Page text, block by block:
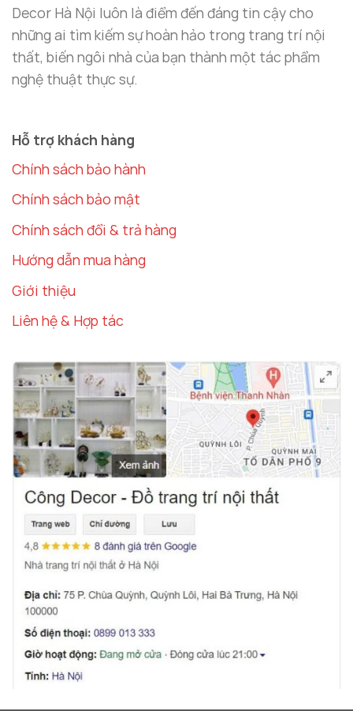
thể lựa chọn sản phẩm phù hợp với diện tích không
gian mà không làm không gian trở nên quá chật
chội. Mẫu thiết kế sang trọng và hiện đại của lọ hoa
này chắc chắn sẽ là điểm nhấn tuyệt vời trong bất
Lọ hoa hình cây xương rồng được yêu thích
Tại Sao Lọ Hoa Hình Cây Xương Rồng Là
Lựa Chọn Hoàn Hảo?
Decor Hà Nội luôn là điểm đến đáng tin cậy cho
những ai tìm kiếm sự hoàn hảo trong trang trí nội
thất, biến ngôi nhà của bạn thành một tác phẩm
nghệ thuật thực sự.
Hỗ trợ khách hàng
Chính sách bảo hành
Chính sách bảo mật
Chính sách đổi & trả hàng
Hướng dẫn mua hàng
Giới thiệu
Liên hệ & Hợp tác